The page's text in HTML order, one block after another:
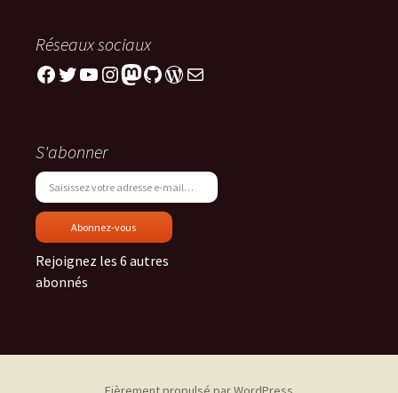
Réseaux sociaux
Facebook
Twitter
YouTube
Instagram
Mastodon
GitHub
WordPress
E-mail
S'abonner
Saisissez votre adresse e-mail…
Abonnez-vous
Rejoignez les 6 autres
abonnés